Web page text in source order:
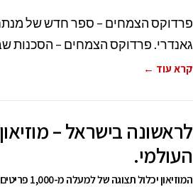
פרדוקס הצמחים – ספר חדש של
גאנדרי. פרדוקס הצמחים – הסכנות
קרא עוד ←
לראשונה בישראל –
העולמי.
המוזיאון יכלול תצוגה של למעלה מ-1,000 פריטים אותנטיים ונדירים.